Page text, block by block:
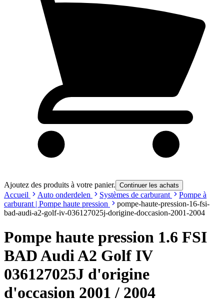
Ajoutez des produits à votre panier. Continuer les achats
Accueil Auto onderdelen Systèmes de carburant
Pompe à
carburant | Pompe haute pression
pompe-haute-pression-16-fsi-
bad-audi-a2-golf-iv-036127025j-dorigine-doccasion-2001-2004
Pompe haute pression 1.6 FSI
BAD Audi A2 Golf IV
036127025J d'origine
d'occasion 2001 / 2004